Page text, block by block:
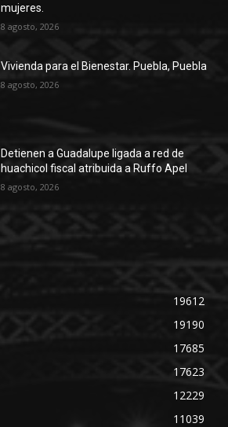
mujeres.
8 agosto, 2026
Vivienda para el Bienestar. Puebla, Puebla
8 agosto, 2026
Detienen a Guadalupe ligada a red de
huachicol fiscal atribuida a Ruffo Apel
8 agosto, 2026
19612
19190
17685
17623
12229
11039